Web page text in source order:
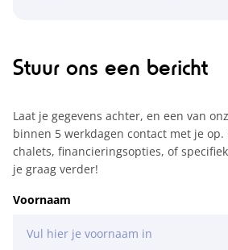
Stuur ons een bericht
Laat je gegevens achter, en een van
binnen 5 werkdagen contact met je
chalets, financieringsopties, of
je graag verder!
Voornaam